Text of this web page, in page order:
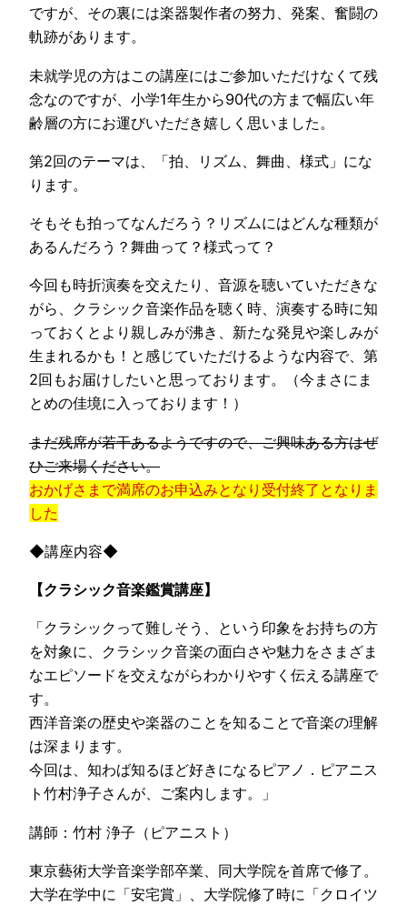
ですが、その裏には楽器製作者の努力、発案、奮闘の
軌跡があります。
未就学児の方はこの講座にはご参加いただけなくて残
念なのですが、小学1年生から90代の方まで幅広い年
齢層の方にお運びいただき嬉しく思いました。
第2回のテーマは、「拍、リズム、舞曲、様式」にな
ります。
そもそも拍ってなんだろう？リズムにはどんな種類が
あるんだろう？舞曲って？様式って？
今回も時折演奏を交えたり、音源を聴いていただきな
がら、クラシック音楽作品を聴く時、演奏する時に知
っておくとより親しみが沸き、新たな発見や楽しみが
生まれるかも！と感じていただけるような内容で、第
2回もお届けしたいと思っております。（今まさにま
とめの佳境に入っております！）
まだ残席が若干あるようですので、ご興味ある方はぜ
ひご来場ください。
おかげさまで満席のお申込みとなり受付終了となりま
した
◆講座内容◆
【クラシック音楽鑑賞講座】
「クラシックって難しそう、という印象をお持ちの方
を対象に、クラシック音楽の面白さや魅力をさまざま
なエピソードを交えながらわかりやすく伝える講座で
す。
西洋音楽の歴史や楽器のことを知ることで音楽の理解
は深まります。
今回は、知わば知るほど好きになるピアノ．ピアニス
ト竹村浄子さんが、ご案内します。」
講師：竹村 浄子（ピアニスト）
東京藝術大学音楽学部卒業、同大学院を首席で修了。
大学在学中に「安宅賞」、大学院修了時に「クロイツ